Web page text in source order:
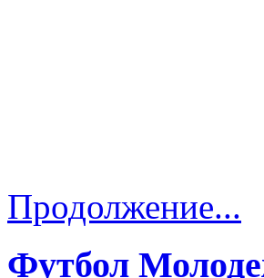
Продолжение...
Футбол